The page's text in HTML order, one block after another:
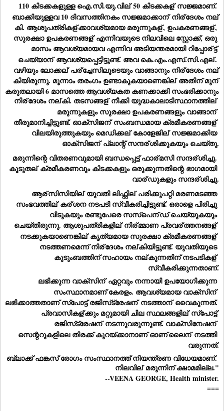
110 കിടക്കകളുള്ള ഐ.സി.യു.വില് 50 കിടക്കകള് സജ്ജമാണ്.
ബാക്കിയുള്ളവ 10 ദിവസത്തിനകം സജ്ജമാക്കാന് നിര്ദേശം നല്
കി. ആശുപത്രികള്ക്കാവശ്യമായ മരുന്നുകള്, ഉപകരണങ്ങള്,
സുരക്ഷാ ഉപകരണങ്ങള് എന്നിവയുടെ നിലവിലെ സ്റ്റോക്ക്, ഒരു
മാസം ആവശ്യമായവ എന്നിവ അടിയന്തരമായി റിപ്പോര്ട്ട്
ചെയ്യാന് ആവശ്യപ്പെട്ടിട്ടുണ്ട്. അവ കെ.എം.എസ്.സി.എല്.
വഴിയും ലോക്കല് പര്ച്ചേസിലൂടെയും വാങ്ങാനും നിര്ദേശം നല്
കിയിരുന്നു. മൂന്നാം തരംഗം ഉണ്ടാകുകയാണെങ്കില് അതിന് മുന്
കരുതലായി 6 മാസത്തെ ആവശ്യകത കണക്കാക്കി സംഭരിക്കാനും
നിര്ദേശം നല്കി. തടസങ്ങള് നീക്കി യുദ്ധകാലാടിസ്ഥാനത്തില്
മരുന്നുകളും സുരക്ഷാ ഉപകരണങ്ങളും വാങ്ങാന്
തീരുമാനിച്ചിട്ടുണ്ട്. ഓക്‌സിജന് സംബന്ധമായ ക്രമീകരണങ്ങള്
വിലയിരുത്തുകയും മെഡിക്കല് കോളേജില് സജ്ജമാക്കിയ
ഓക്‌സിജന് പ്ലാന്റ് സന്ദര്ശിക്കുകയും ചെയ്തു.
മരുന്നിന്റെ വിതരണവുമായി ബന്ധപ്പെട്ട് ഫാര്മസി സന്ദര്ശിച്ചു.
കൂടുതല് ക്രമീകരണവും കിടക്കകളും ഒരുക്കുന്നതിന്റെ ഭാഗമായി
വാര്ഡുകളും സന്ദര്ശിച്ചു.
ആര്സിസിയില് യുവതി ലിഫ്റ്റില് പരിക്കുപറ്റി മരണമടഞ്ഞ
സംഭവത്തില് കര്ശന നടപടി സ്വീകരിച്ചിട്ടുണ്ട്. ഒരാളെ പിരിച്ചു
വിടുകയും രണ്ടുപേരെ സസ്‌പെന്ഡ് ചെയ്യുകയും
ചെയ്തിരുന്നു. ആശുപത്രികളില് നിര്മ്മാണ പ്രവര്ത്തനങ്ങള്
നടക്കുകയാണെങ്കില് കൃത്യമായ സുരക്ഷാ ക്രമീകരണങ്ങള്
നടത്തണമെന്ന് നിര്ദേശം നല്കിയിട്ടുണ്ട്. യുവതിയുടെ
കുടുംബത്തിന് സഹായം നല്കുന്നതിന് നടപടികള്
സ്വീകരിക്കുന്നതാണ്.
ലഭിക്കുന്ന വാക്‌സിന് ഏറ്റവും നന്നായി ഉപയോഗിക്കുന്ന
സംസ്ഥാനമാണ് കേരളം. ആവശ്യമായ വാക്‌സിന്
ലഭിക്കാത്തതാണ് സ്‌പോട്ട് രജിസ്‌ട്രേഷന് നടത്താന് വൈകുന്നത്.
പ്രവാസികള്ക്കും മറ്റുമായി ചില സ്ഥലങ്ങളില് സ്‌പോട്ട്
രജിസ്‌ട്രേഷന്
നടന്നുവരുന്നുണ്ട്. വാക്‌സിനേഷന്
സെന്ററുകളിലെ തിരക്ക് കുറയ്ക്കാനാണ് ഓണ്ലൈന് നടത്തി
വരുന്നത്.
ബ്ലാക്ക് ഫങ്കസ് രോഗം സംസ്ഥാനത്ത് നിയന്ത്രണ വിധേയമാണ്.
നിലവില് മരുന്നിന് ക്ഷാമമില്ല."
--VEENA GEORGE, Health minister.
===